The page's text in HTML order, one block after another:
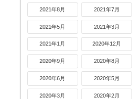
2021年8月 2021年7月
2021年5月 2021年3月
2021年1月 2020年12月
2020年9月 2020年8月
2020年6月 2020年5月
2020年3月 2020年2月